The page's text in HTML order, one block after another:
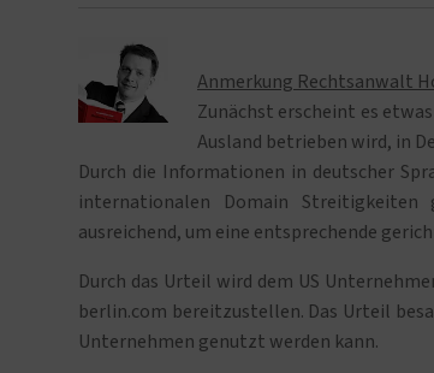
Anmerkung Rechtsanwalt
Zunächst erscheint es
Ausland betrieben wird, in
Durch die Informationen in deutscher
internationalen Domain
ausreichend, um eine entsprechende
Durch das Urteil wird dem US
berlin.com bereitzustellen. Das Urteil
Unternehmen genutzt werden kann.